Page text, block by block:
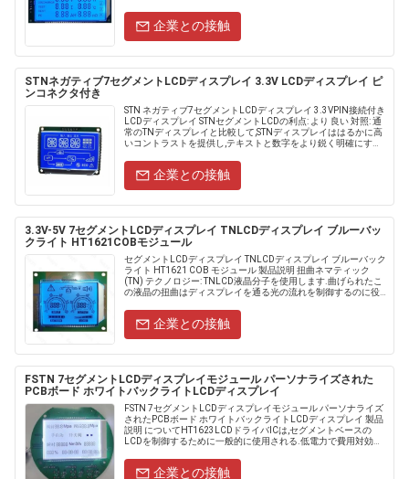
企業との接触
STNネガティブ7セグメントLCDディスプレイ 3.3V LCDディスプレイ ピ
ンコネクタ付き
STN ネガティブ7セグメントLCDディスプレイ 3.3VPIN接続付き
LCDディスプレイ STNセグメントLCDの利点: より 良い 対照: 通
常のTNディスプレイと比較して,STNディスプレイははるかに高
いコントラストを提供し,テキストと数字をより鋭く明確にする.
企業との接触
3.3V-5V 7セグメントLCDディスプレイ TNLCDディスプレイ ブルーバッ
クライト HT1621COBモジュール
セグメントLCDディスプレイ TNLCDディスプレイ ブルーバック
ライト HT1621 COB モジュール 製品説明 扭曲ネマティック
(TN) テクノロジー: TNLCD液晶分子を使用します.曲げられたこ
の液晶の扭曲はディスプレイを通る光の流れを制御するのに役
企業との接触
FSTN 7セグメントLCDディスプレイモジュール パーソナライズされた
PCBボード ホワイトバックライトLCDディスプレイ
FSTN 7セグメントLCDディスプレイモジュール パーソナライズ
されたPCBボード ホワイトバックライトLCDディスプレイ 製品
説明 についてHT1623LCDドライバICは,セグメントベースの
LCDを制御するために一般的に使用される.低電力で費用対効果
企業との接触